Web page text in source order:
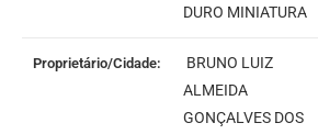
DURO MINIATURA
Proprietário/Cidade:
BRUNO LUIZ
ALMEIDA
GONÇALVES DOS